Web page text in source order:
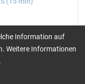
Information auf
Weitere Informationen
.